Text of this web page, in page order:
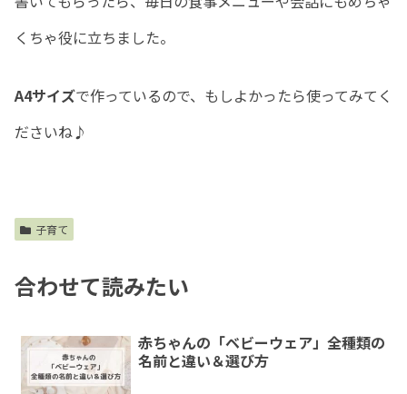
くちゃ役に立ちました。
A4サイズで作っているので、もしよかったら使ってみてく
ださいね♪
子育て
合わせて読みたい
赤ちゃんの「ベビーウェア」全種類の
名前と違い＆選び方